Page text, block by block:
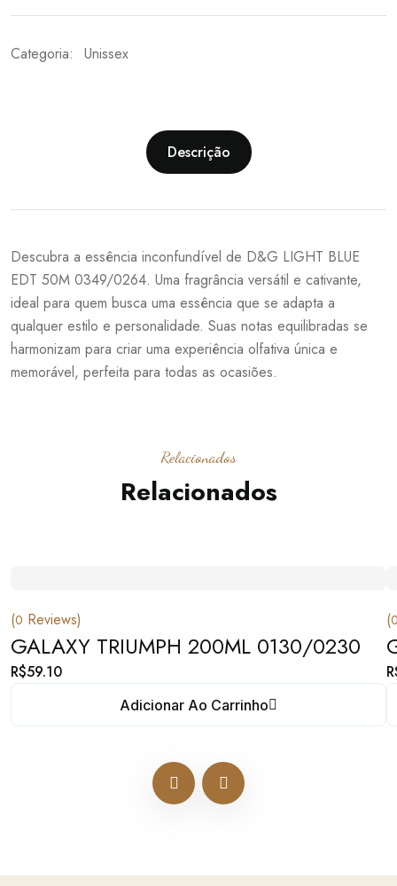
Categoria: Unissex
Descrição
Descubra a essência inconfundível de D&G LIGHT BLUE
EDT 50M 0349/0264. Uma fragrância versátil e cativante,
ideal para quem busca uma essência que se adapta a
qualquer estilo e personalidade. Suas notas equilibradas se
harmonizam para criar uma experiência olfativa única e
memorável, perfeita para todas as ocasiões.
Relacionados
Relacionados
(0 Reviews)
GALAXY TRIUMPH 200ML 0130/0230
R$59.10
Adicionar Ao Carrinho
(